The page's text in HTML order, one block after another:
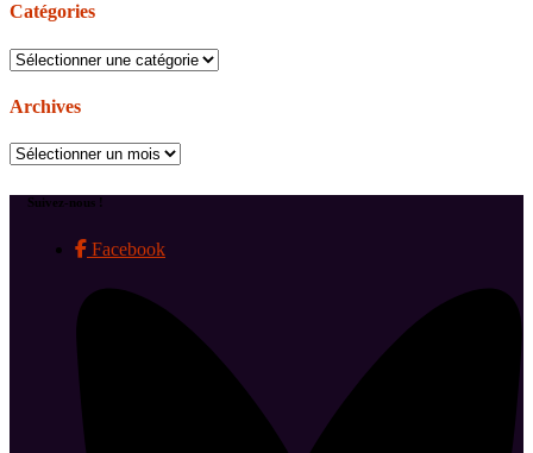
Catégories
Catégories
Archives
Archives
Suivez-nous !
Facebook